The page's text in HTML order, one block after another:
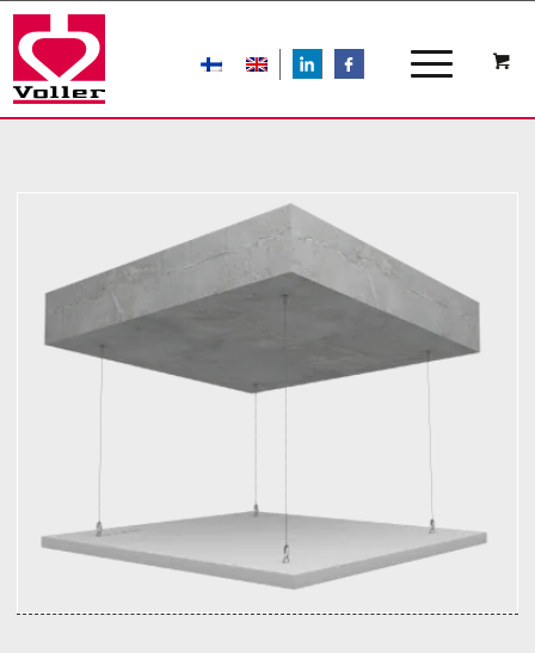
LIn